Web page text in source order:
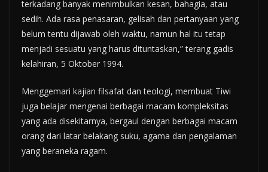
terkadang banyak menimbulkan kesan, bahagia, atau
sedih. Ada rasa penasaran, gelisah dan pertanyaan yang
belum tentu dijawab oleh waktu, namun hal itu tetap
menjadi sesuatu yang harus dituntaskan,” terang gadis
kelahiran, 5 Oktober 1994.
Menggemari kajian filsafat dan teologi, membuat Tiwi
juga belajar mengenai berbagai macam kompleksitas
yang ada disekitarnya, bergaul dengan berbagai macam
orang dari latar belakang suku, agama dan pengalaman
yang beraneka ragam.